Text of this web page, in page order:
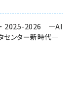
ー 2025-2026 ―AI
センター新時代―